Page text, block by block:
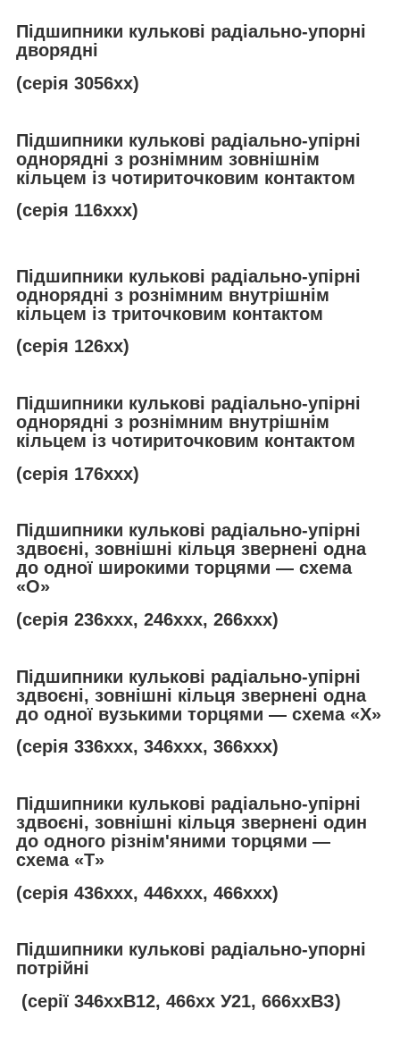
Підшипники кулькові радіально-упорні
дворядні
(серія 3056хх)
Підшипники кулькові радіально-упірні
однорядні з рознімним зовнішнім
кільцем із чотириточковим контактом
(серія 116ххх)
Підшипники кулькові радіально-упірні
однорядні з рознімним внутрішнім
кільцем із триточковим контактом
(серія 126хх)
Підшипники кулькові радіально-упірні
однорядні з рознімним внутрішнім
кільцем із чотириточковим контактом
(серія 176ххх)
Підшипники кулькові радіально-упірні
здвоєні, зовнішні кільця звернені одна
до одної широкими торцями — схема
«О»
(серія 236ххх, 246ххх, 266ххх)
Підшипники кулькові радіально-упірні
здвоєні, зовнішні кільця звернені одна
до одної вузькими торцями — схема «Х»
(серія 336ххх, 346ххх, 366ххх)
Підшипники кулькові радіально-упірні
здвоєні, зовнішні кільця звернені один
до одного різнім'яними торцями —
схема «T»
(серія 436ххх, 446ххх, 466ххх)
Підшипники кулькові радіально-упорні
потрійні
(серії 346ххВ12, 466хх У21, 666ххВЗ)